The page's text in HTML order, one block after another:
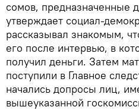
сомов, предназначенные
утверждает социал-
рассказывал знакомым,
его после интервью, в
получил деньги. Затем
поступили в Главное
начались допросы лиц,
вышеуказанной